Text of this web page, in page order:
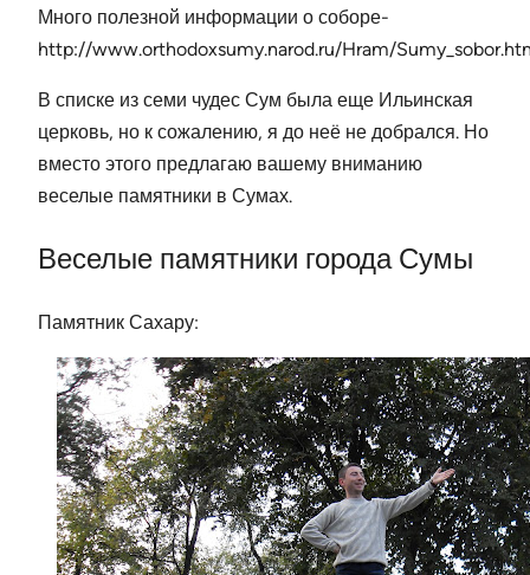
Много полезной информации о соборе-
http://www.orthodoxsumy.narod.ru/Hram/
В списке из семи чудес Сум была еще Ильинская
церковь, но к сожалению, я до неё не добрался. Но
вместо этого предлагаю вашему вниманию
веселые памятники в Сумах.
Веселые памятники города Сумы
Памятник Сахару: